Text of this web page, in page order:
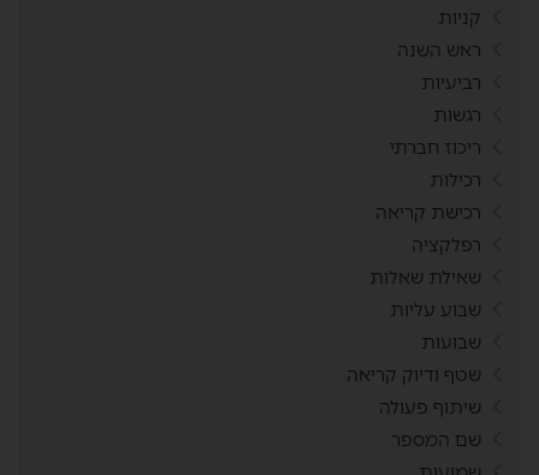
קניות
ראש השנה
רביעיות
רגשות
ריכוז חברתי
רכילות
רכישת קריאה
רפלקציה
שאילת שאלות
שבוע עליות
שבועות
שטף ודיוק קריאה
שיתוף פעולה
שם המספר